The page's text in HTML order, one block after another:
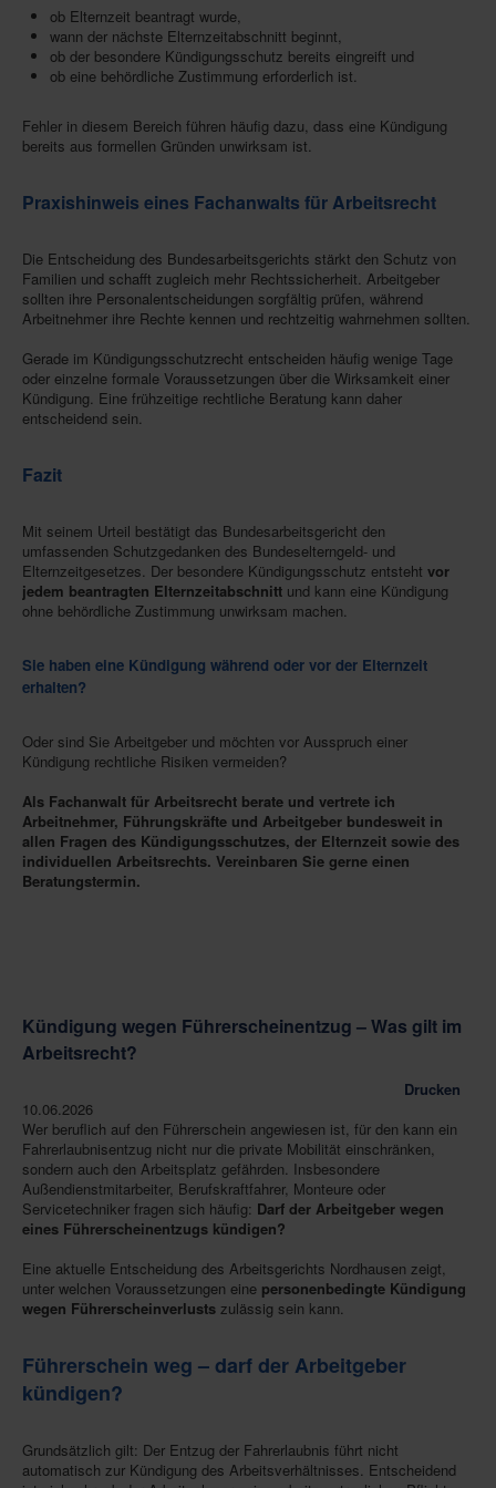
ob Elternzeit beantragt wurde,
wann der nächste Elternzeitabschnitt beginnt,
ob der besondere Kündigungsschutz bereits eingreift und
ob eine behördliche Zustimmung erforderlich ist.
Fehler in diesem Bereich führen häufig dazu, dass eine Kündigung
bereits aus formellen Gründen unwirksam ist.
Praxishinweis eines Fachanwalts für Arbeitsrecht
Die Entscheidung des Bundesarbeitsgerichts stärkt den Schutz von
Familien und schafft zugleich mehr Rechtssicherheit. Arbeitgeber
sollten ihre Personalentscheidungen sorgfältig prüfen, während
Arbeitnehmer ihre Rechte kennen und rechtzeitig wahrnehmen sollten.
Gerade im Kündigungsschutzrecht entscheiden häufig wenige Tage
oder einzelne formale Voraussetzungen über die Wirksamkeit einer
Kündigung. Eine frühzeitige rechtliche Beratung kann daher
entscheidend sein.
Fazit
Mit seinem Urteil bestätigt das Bundesarbeitsgericht den
umfassenden Schutzgedanken des Bundeselterngeld- und
Elternzeitgesetzes. Der besondere Kündigungsschutz entsteht vor
jedem beantragten Elternzeitabschnitt und kann eine Kündigung
ohne behördliche Zustimmung unwirksam machen.
Sie haben eine Kündigung während oder vor der Elternzeit
erhalten?
Oder sind Sie Arbeitgeber und möchten vor Ausspruch einer
Kündigung rechtliche Risiken vermeiden?
Als Fachanwalt für Arbeitsrecht berate und vertrete ich
Arbeitnehmer, Führungskräfte und Arbeitgeber bundesweit in
allen Fragen des Kündigungsschutzes, der Elternzeit sowie des
individuellen Arbeitsrechts. Vereinbaren Sie gerne einen
Beratungstermin.
Kündigung wegen Führerscheinentzug – Was gilt im
Arbeitsrecht?
Drucken
10.06.2026
Wer beruflich auf den Führerschein angewiesen ist, für den kann ein
Fahrerlaubnisentzug nicht nur die private Mobilität einschränken,
sondern auch den Arbeitsplatz gefährden. Insbesondere
Außendienstmitarbeiter, Berufskraftfahrer, Monteure oder
Servicetechniker fragen sich häufig: Darf der Arbeitgeber wegen
eines Führerscheinentzugs kündigen?
Eine aktuelle Entscheidung des Arbeitsgerichts Nordhausen zeigt,
unter welchen Voraussetzungen eine personenbedingte Kündigung
wegen Führerscheinverlusts zulässig sein kann.
Führerschein weg – darf der Arbeitgeber
kündigen?
Grundsätzlich gilt: Der Entzug der Fahrerlaubnis führt nicht
automatisch zur Kündigung des Arbeitsverhältnisses. Entscheidend